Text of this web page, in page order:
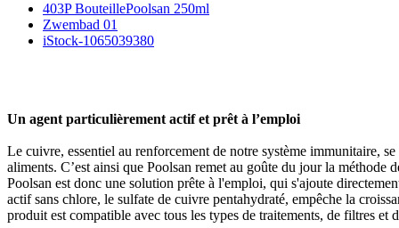
403P BouteillePoolsan 250ml
Zwembad 01
iStock-1065039380
Un agent particulièrement actif et prêt à l’emploi
Le cuivre, essentiel au renforcement de notre système immunitaire,
aliments. C’est ainsi que Poolsan remet au goûte du jour la
Poolsan est donc une solution prête à l'emploi, qui s'ajoute
actif sans chlore, le sulfate de cuivre pentahydraté, empêche la
produit est compatible avec tous les types de traitements, de filtres et